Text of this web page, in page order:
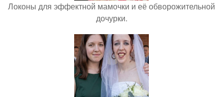
Локоны для эффектной мамочки и её обворожительной
дочурки.